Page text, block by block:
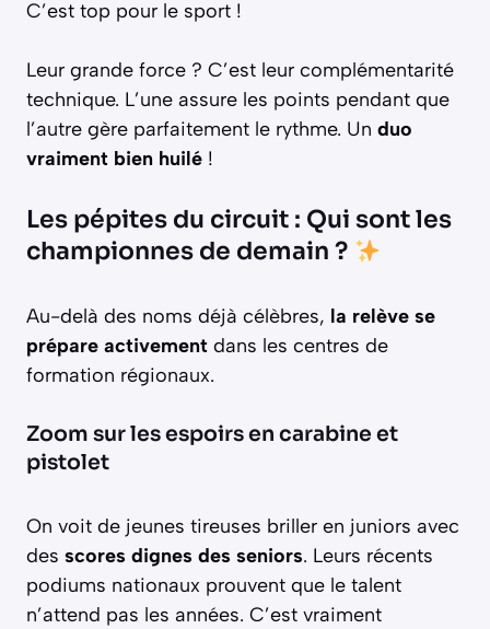
C’est top pour le sport !
Leur grande force ? C’est leur complémentarité
technique. L’une assure les points pendant que
l’autre gère parfaitement le rythme. Un duo
vraiment bien huilé !
Les pépites du circuit : Qui sont les
championnes de demain ?
Au-delà des noms déjà célèbres, la relève se
prépare activement dans les centres de
formation régionaux.
Zoom sur les espoirs en carabine et
pistolet
On voit de jeunes tireuses briller en juniors avec
des scores dignes des seniors. Leurs récents
podiums nationaux prouvent que le talent
n’attend pas les années. C’est vraiment